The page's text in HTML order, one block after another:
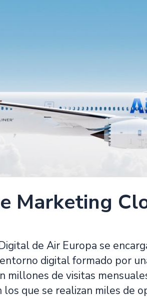
Marketing
de Air Europa se
digital formado por
millones de visitas
que se realizan miles de